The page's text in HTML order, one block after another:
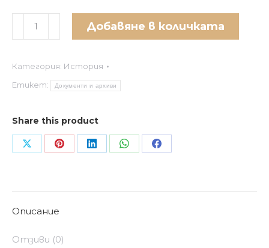
количество
за
в
образи
Добавяне в количката
Категория: История
Етикет:
Документи и архиви
Share this product
Share Share Share Share Share
Описание
Отзиви (0)